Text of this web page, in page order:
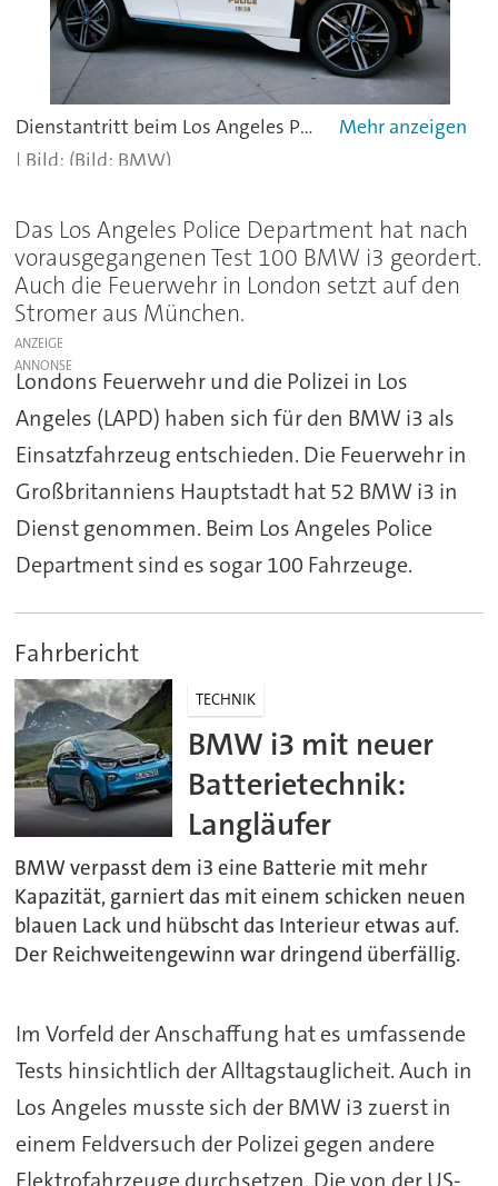
Dienstantritt beim Los Angeles Police Departement: BMW i3.
(Bild: BMW)
Das Los Angeles Police Department hat nach
vorausgegangenen Test 100 BMW i3 geordert.
Auch die Feuerwehr in London setzt auf den
Stromer aus München.
ANZEIGE
Londons Feuerwehr und die Polizei in Los
Angeles (LAPD) haben sich für den BMW i3 als
Einsatzfahrzeug entschieden. Die Feuerwehr in
Großbritanniens Hauptstadt hat 52 BMW i3 in
Dienst genommen. Beim Los Angeles Police
Department sind es sogar 100 Fahrzeuge.
Fahrbericht
TECHNIK
BMW i3 mit neuer
Batterietechnik:
Langläufer
BMW verpasst dem i3 eine Batterie mit mehr
Kapazität, garniert das mit einem schicken neuen
blauen Lack und hübscht das Interieur etwas auf.
Der Reichweitengewinn war dringend überfällig.
Im Vorfeld der Anschaffung hat es umfassende
Tests hinsichtlich der Alltagstauglicheit. Auch in
Los Angeles musste sich der BMW i3 zuerst in
einem Feldversuch der Polizei gegen andere